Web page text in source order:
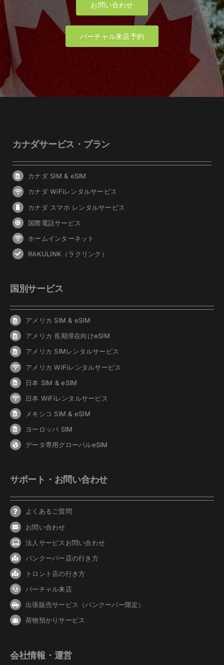
お問い合わせ
バーチャル来店予約
カナダサービス・プラン
カナダ SIM & eSIM
カナダ WiFiレンタルサービス
カナダ スマホ レンタルサービス
国際電話サービス
ホームインターネット
RAKULINK（ラクリンク）
国別サービス
アメリカ SIM & eSIM
アメリカ 長期滞在向けeSIM
アメリカ SIMレンタルサービス
アメリカ WiFiレンタルサービス
日本 SIM & eSIM
日本 WiFiレンタルサービス
メキシコ SIM & eSIM
ヨーロッパ SIM
データ専用グローバルeSIM
サポート・お問い合わせ
よくあるご質問
お問い合わせ
法人サービスお問い合わせ
バンクーバー 店の行き方
トロント店の行き方
バーチャル来店
出張販売サービス（バンクーバー限定）
荷物預かりサービス
会社情報・運営